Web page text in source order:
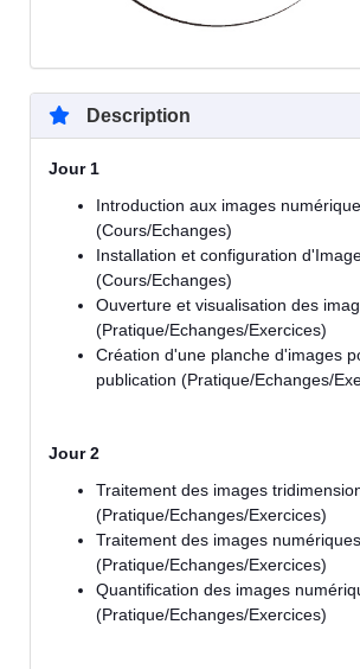
Description
Jour 1
Introduction aux images
(Cours/Echanges)
Installation et configuration
(Cours/Echanges)
Ouverture et visualisation des
(Pratique/Echanges/Exercices)
Création d'une planche d'images
publication (Pratique/Echanges/
Jour 2
Traitement des images
(Pratique/Echanges/Exercices)
Traitement des images numériques
(Pratique/Echanges/Exercices)
Quantification des images
(Pratique/Echanges/Exercices)